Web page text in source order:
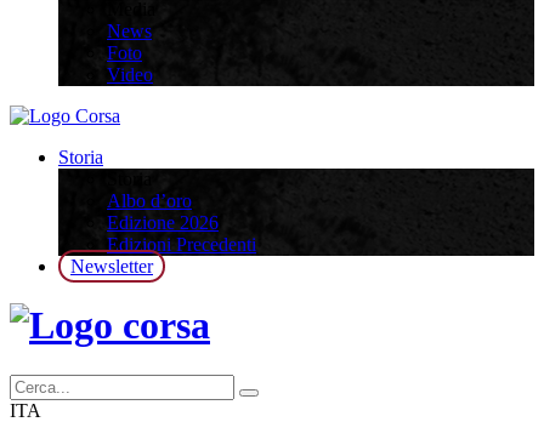
News
Foto
Video
Storia
Albo d’oro
Edizione 2026
Edizioni Precedenti
Newsletter
ITA